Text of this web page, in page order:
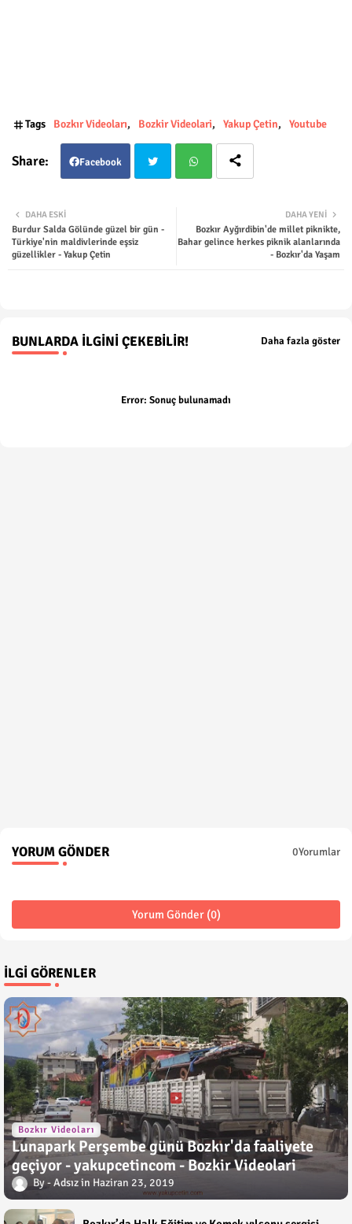
Tags Bozkır Videoları Bozkir Videolari Yakup Çetin Youtube
Facebook
ter tsap
DAHA YENI
Bozkır Ayğırdibin'de millet piknikte,
Bahar gelince herkes piknik alanlarında
- Bozkır'da Yaşam
DAHA ESKI
Burdur Salda Gölünde güzel bir gün -
Türkiye'nin maldivlerinde eşsiz
güzellikler - Yakup Çetin
BUNLARDA İLGINI ÇEKEBILIR! Daha fazla göster
Error: Sonuç bulunamadı
YORUM GÖNDER 0Yorumlar
Yorum Gönder (0)
İLGI GÖRENLER
Bozkır Videoları
Lunapark Perşembe günü Bozkır'da faaliyete
geçiyor - yakupcetincom - Bozkir Videolari
Adsız Haziran 23, 2019